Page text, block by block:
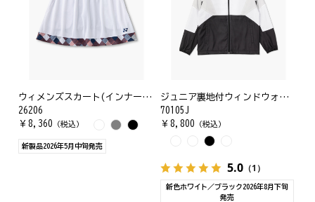
ウィメンズスカート(インナースパッツ付)
26206
￥ 8,360 （税込）
新製品2026年5月中旬発売
ジュニア裏地付ウィンドウォーマーシャツ
70105J
￥ 8,800 （税込）
5.0（1）
新色ホワイト／ブラック2026年8月下旬
発売